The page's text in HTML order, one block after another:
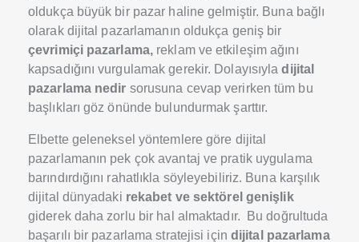
oldukça büyük bir pazar haline gelmiştir. Buna bağlı
olarak dijital pazarlamanın oldukça geniş bir
çevrimiçi pazarlama, reklam ve etkileşim ağını
kapsadığını vurgulamak gerekir. Dolayısıyladijital
pazarlama nedir sorusuna cevap verirken tüm bu
başlıkları göz önünde bulundurmak şarttır.
Elbette geleneksel yöntemlere göre dijital
pazarlamanın pek çok avantaj ve pratik uygulama
barındırdığını rahatlıkla söyleyebiliriz. Buna karşılık
dijital dünyadaki rekabet ve sektörel genişlik
giderek daha zorlu bir hal almaktadır. Bu doğrultuda
başarılı bir pazarlama stratejisi için dijital pazarlama